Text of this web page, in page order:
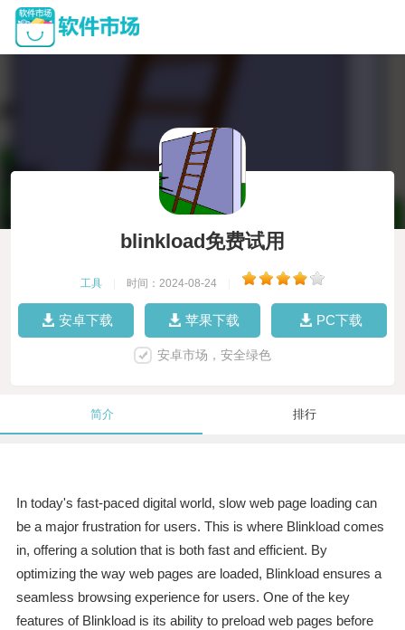
blinkload免费试用
工具 时间：2024-08-24
安卓下载 苹果下载 PC下载
安卓市场，安全绿色
简介 排行
In today's fast-paced digital world, slow web page loading can
be a major frustration for users. This is where Blinkload comes
in, offering a solution that is both fast and efficient. By
optimizing the way web pages are loaded, Blinkload ensures a
seamless browsing experience for users. One of the key
features of Blinkload is its ability to preload web pages before